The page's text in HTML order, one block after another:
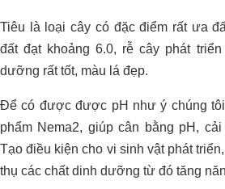
Tiêu là loại cây có đặc điểm rất ưa
đất đạt khoảng 6.0, rễ cây phát
dưỡng rất tốt, màu lá đẹp.
Để có được được pH như ý chúng
phẩm Nema2, giúp cân bằng pH,
Tạo điều kiện cho vi sinh vật phát
thụ các chất dinh dưỡng từ đó tăng
Cải Thiện Vườn Sầu
Phèn Tại Cái Bè, Tiền
Nghiệm Từ Anh Xuân
Organic Carbon